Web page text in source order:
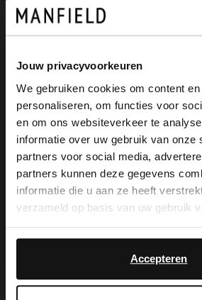
Jouw privacyvoorkeuren
We gebruiken cookies om content
personaliseren, om functies voor
en om ons websiteverkeer te
informatie over uw gebruik van onze
partners voor social media,
partners kunnen deze gegevens
informatie die u aan ze heeft
verzameld op basis van uw gebruik
Accepteren
Produktbeschreibung
Taupefarbene Chelsea
Veloursleder der Marke
Boots haben einen 3 cm
eine Schafthöhe von 16 cm
Schaftumfang von 26 cm.
View this website in
It looks like your language isn't
you like to switch to English?
English